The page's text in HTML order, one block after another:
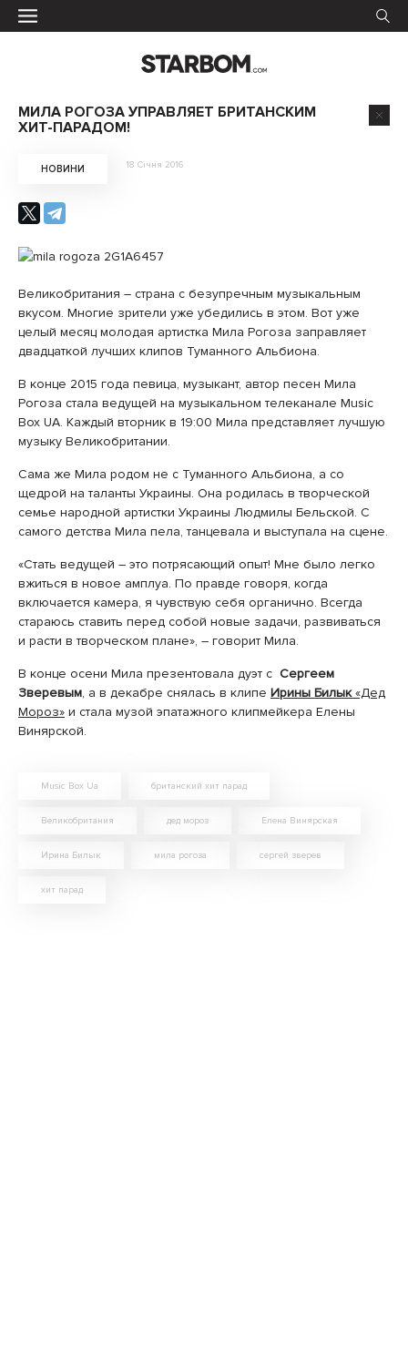
МИЛА РОГОЗА УПРАВЛЯЕТ БРИТАНСКИМ
ХИТ-ПАРАДОМ!
НОВИНИ 18 Січня 2016
Великобритания – страна с безупречным музыкальным
вкусом. Многие зрители уже убедились в этом. Вот уже
целый месяц молодая артистка Мила Рогоза заправляет
двадцаткой лучших клипов Туманного Альбиона.
В конце 2015 года певица, музыкант, автор песен Мила
Рогоза стала ведущей на музыкальном телеканале Music
Box UA. Каждый вторник в 19:00 Мила представляет лучшую
музыку Великобритании.
Сама же Мила родом не с Туманного Альбиона, а со
щедрой на таланты Украины. Она родилась в творческой
семье народной артистки Украины Людмилы Бельской. С
самого детства Мила пела, танцевала и выступала на сцене.
«Стать ведущей – это потрясающий опыт! Мне было легко
вжиться в новое амплуа. По правде говоря, когда
включается камера, я чувствую себя органично. Всегда
стараюсь ставить перед собой новые задачи, развиваться
и расти в творческом плане», – говорит Мила.
В конце осени Мила презентовала дуэт с Сергеем
Зверевым, а в декабре снялась в клипе Ирины Билык«Дед
Мороз» и стала музой эпатажного клипмейкера Елены
Винярской.
Music Box Ua британский хит парад
Великобритания дед мороз Елена Винярская
Ирина Билык мила рогоза сергей зверев
хит парад